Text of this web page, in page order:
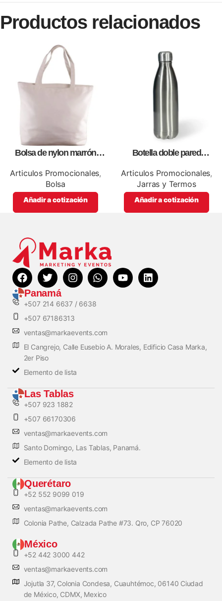
Productos relacionados
Bolsa de nylon marrón
color
Articulos Promocionales,
Bolsa
Añadir a cotización
Botella doble pared
Articulos Promocionales,
Jarras y Termos
Añadir a cotización
Panamá
+507 214 6637 / 6638
+507 67186313
ventas@markaevents.com
El Cangrejo, Calle Eusebio A. Morales, Edificio Casa Marka,
2er Piso
Elemento de lista
Las Tablas
+507 923 1882
+507 66170306
ventas@markaevents.com
Santo Domingo, Las Tablas, Panamá.
Elemento de lista
Querétaro
+52 552 9099 019
ventas@markaevents.com
Colonia Pathe, Calzada Pathe #73. Qro, CP 76020
México
+52 442 3000 442
ventas@markaevents.com
Jojutla 37, Colonia Condesa, Cuauhtémoc, 06140 Ciudad
de México, CDMX, Mexico